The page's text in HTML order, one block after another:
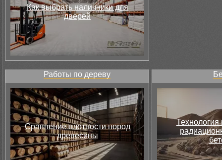
Как выбрать наличники для
дверей
Работы по дереву
Сравнение плотности пород
древесины
Технология